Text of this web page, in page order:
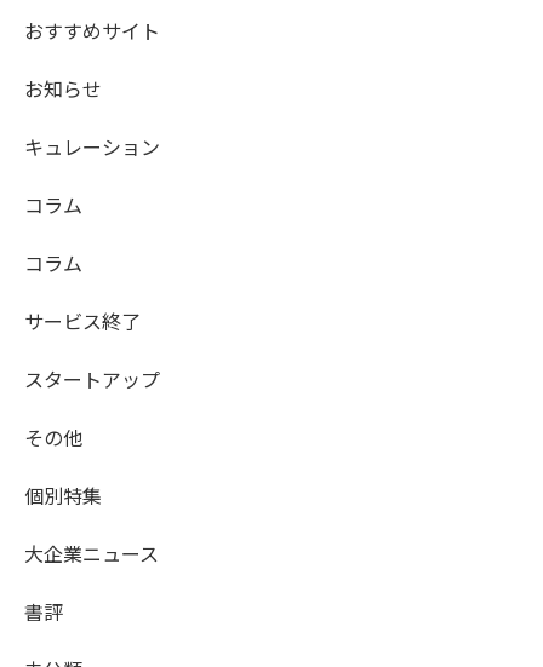
おすすめサイト
お知らせ
キュレーション
コラム
コラム
サービス終了
スタートアップ
その他
個別特集
大企業ニュース
書評